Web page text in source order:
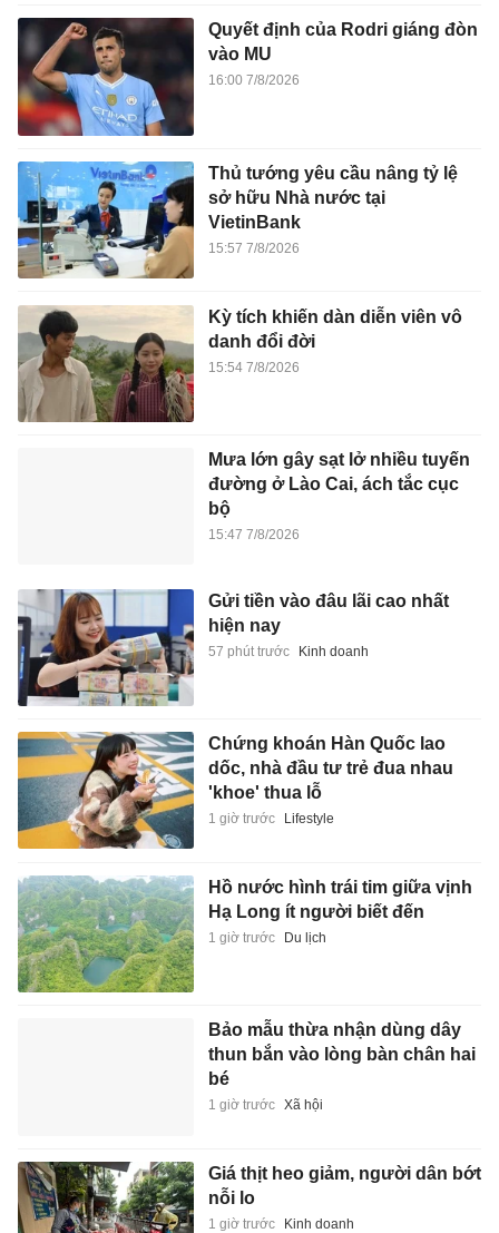
Quyết định của Rodri giáng đòn
vào MU
16:00 7/8/2026
Thủ tướng yêu cầu nâng tỷ lệ
sở hữu Nhà nước tại
VietinBank
15:57 7/8/2026
Kỳ tích khiến dàn diễn viên vô
danh đổi đời
15:54 7/8/2026
Mưa lớn gây sạt lở nhiều tuyến
đường ở Lào Cai, ách tắc cục
bộ
15:47 7/8/2026
Gửi tiền vào đâu lãi cao nhất
hiện nay
57 phút trước Kinh doanh
Chứng khoán Hàn Quốc lao
dốc, nhà đầu tư trẻ đua nhau
'khoe' thua lỗ
1 giờ trước Lifestyle
Hồ nước hình trái tim giữa vịnh
Hạ Long ít người biết đến
1 giờ trước Du lịch
Bảo mẫu thừa nhận dùng dây
thun bắn vào lòng bàn chân hai
bé
1 giờ trước Xã hội
Giá thịt heo giảm, người dân bớt
nỗi lo
1 giờ trước Kinh doanh